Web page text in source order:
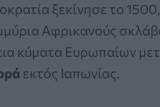
ξεκίνησε το
Αφρικανούς
κύματα Ευρωπαίων
εκτός Ιαπωνίας.